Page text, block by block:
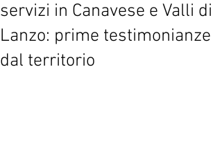
servizi in Canavese e Valli di
Lanzo: prime testimonianze
dal territorio